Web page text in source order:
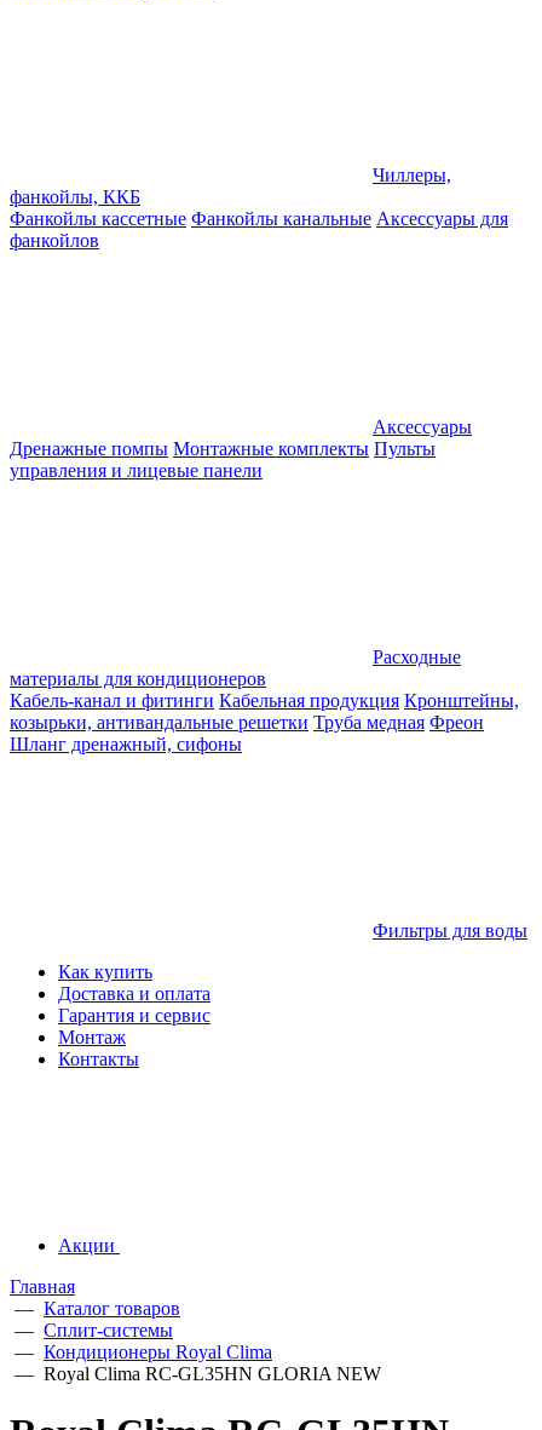
Чиллеры,
фанкойлы, ККБ
Фанкойлы кассетные Фанкойлы канальные Аксессуары для
фанкойлов
Аксессуары
Дренажные помпы Монтажные комплекты Пульты
управления и лицевые панели
Расходные
материалы для кондиционеров
Кабель-канал и фитинги Кабельная продукция Кронштейны,
козырьки, антивандальные решетки Труба медная Фреон
Шланг дренажный, сифоны
Фильтры для воды
Как купить
Доставка и оплата
Гарантия и сервис
Монтаж
Контакты
Акции
Главная
— Каталог товаров
— Сплит-системы
— Кондиционеры Royal Clima
— Royal Clima RC-GL35HN GLORIA NEW